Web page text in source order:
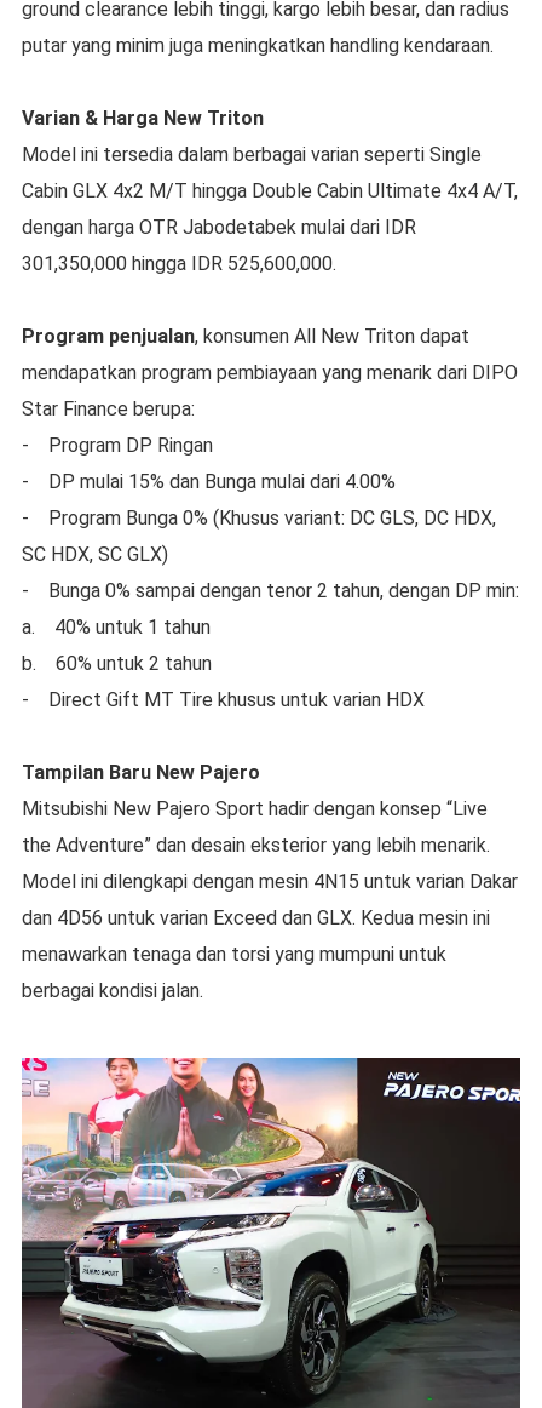
ground clearance lebih tinggi, kargo lebih besar, dan radius
putar yang minim juga meningkatkan handling kendaraan.
Varian & Harga New Triton
Model ini tersedia dalam berbagai varian seperti Single
Cabin GLX 4x2 M/T hingga Double Cabin Ultimate 4x4 A/T,
dengan harga OTR Jabodetabek mulai dari IDR
301,350,000 hingga IDR 525,600,000.
Program penjualan, konsumen All New Triton dapat
mendapatkan program pembiayaan yang menarik dari DIPO
Star Finance berupa:
- Program DP Ringan
- DP mulai 15% dan Bunga mulai dari 4.00%
- Program Bunga 0% (Khusus variant: DC GLS, DC HDX,
SC HDX, SC GLX)
- Bunga 0% sampai dengan tenor 2 tahun, dengan DP min:
a. 40% untuk 1 tahun
b. 60% untuk 2 tahun
- Direct Gift MT Tire khusus untuk varian HDX
Tampilan Baru New Pajero
Mitsubishi New Pajero Sport hadir dengan konsep “Live
the Adventure” dan desain eksterior yang lebih menarik.
Model ini dilengkapi dengan mesin 4N15 untuk varian Dakar
dan 4D56 untuk varian Exceed dan GLX. Kedua mesin ini
menawarkan tenaga dan torsi yang mumpuni untuk
berbagai kondisi jalan.